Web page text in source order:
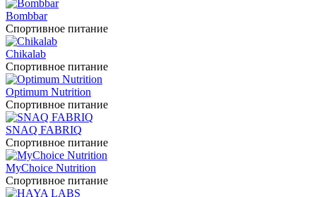
Bombbar
Спортивное питание
Chikalab
Спортивное питание
Optimum Nutrition
Спортивное питание
SNAQ FABRIQ
Спортивное питание
MyChoice Nutrition
Спортивное питание